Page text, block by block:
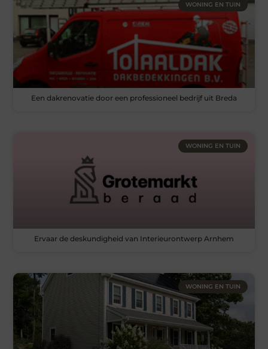
WONING EN TUIN
Een dakrenovatie door een professioneel bedrijf uit Breda
WONING EN TUIN
Ervaar de deskundigheid van Interieurontwerp Arnhem
WONING EN TUIN